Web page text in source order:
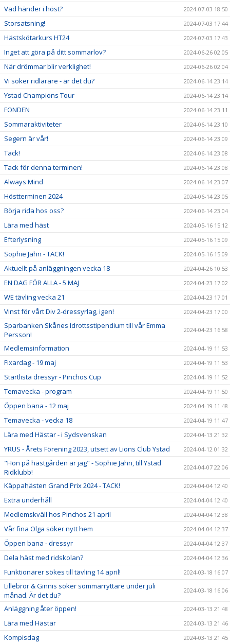
Vad händer i höst? 2024-07-03 18:50
Storsatsning! 2024-07-03 17:44
Hästskötarkurs HT24 2024-07-03 17:43
Inget att göra på ditt sommarlov? 2024-06-26 02:05
När drömmar blir verklighet! 2024-06-26 02:04
Vi söker ridlärare - är det du? 2024-06-14 23:14
Ystad Champions Tour 2024-06-14 23:14
FONDEN 2024-06-14 23:11
Sommaraktiviteter 2024-06-14 23:10
Segern är vår! 2024-06-14 23:09
Tack! 2024-06-14 23:08
Tack för denna terminen! 2024-06-14 23:08
Always Mind 2024-06-14 23:07
Höstterminen 2024 2024-06-14 23:05
Börja rida hos oss? 2024-06-14 23:04
Lära med häst 2024-05-16 15:12
Efterlysning 2024-05-16 15:09
Sophie Jahn - TACK! 2024-05-16 15:09
Aktuellt på anläggningen vecka 18 2024-04-26 10:53
EN DAG FÖR ALLA - 5 MAJ 2024-04-23 17:02
WE tävling vecka 21 2024-04-23 17:01
Vinst för vårt Div 2-dressyrlag, igen! 2024-04-23 17:00
Sparbanken Skånes Idrottsstipendium till vår Emma
Persson!
2024-04-23 16:58
Medlemsinformation 2024-04-19 11:53
Fixardag - 19 maj 2024-04-19 11:53
Startlista dressyr - Pinchos Cup 2024-04-19 11:52
Temavecka - program 2024-04-19 11:50
Öppen bana - 12 maj 2024-04-19 11:48
Temavecka - vecka 18 2024-04-19 11:47
Lära med Hästar - i Sydsvenskan 2024-04-13 21:32
YRUS - Årets Förening 2023, utsett av Lions Club Ystad 2024-04-12 01:32
"Hon på hästgården är jag" - Sophie Jahn, till Ystad
Ridklubb!
2024-04-07 22:06
Käppahästen Grand Prix 2024 - TACK! 2024-04-04 12:40
Extra underhåll 2024-04-04 12:40
Medlemskväll hos Pinchos 21 april 2024-04-04 12:38
Vår fina Olga söker nytt hem 2024-04-04 12:37
Öppen bana - dressyr 2024-04-04 12:37
Dela häst med ridskolan? 2024-04-04 12:36
Funktionärer sökes till tävling 14 april! 2024-03-18 16:07
Lillebror & Ginnis söker sommarryttare under juli
månad. Är det du?
2024-03-18 16:06
Anläggning åter öppen! 2024-03-13 21:48
Lära med Hästar 2024-03-13 21:46
Kompisdag 2024-03-13 21:45